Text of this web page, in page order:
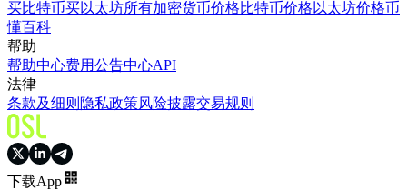
买比特币买以太坊所有加密货币价格比特币价格 以太坊价格币
懂百科
帮助
帮助中心费用公告中心API
法律
条款及细则 隐私政策风险披露交易规则
下载App